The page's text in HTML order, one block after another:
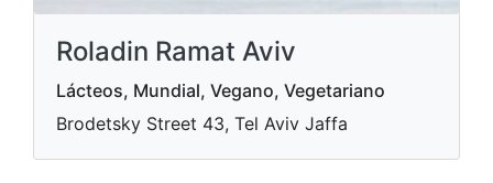
Roladin Ramat Aviv
Lácteos, Mundial, Vegano, Vegetariano
Brodetsky Street 43, Tel Aviv Jaffa